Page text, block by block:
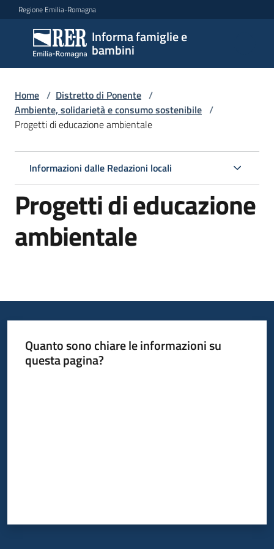
Vai al contenuto
Vai alla navigazione
Vai al footer
Regione Emilia-Romagna
Informa famiglie e
bambini
Informa
famiglie
e
bambini
per
Informazioni
Home / Distretto di Ponente /
Ambiente, solidarietà e consumo sostenibile /
Progetti di educazione ambientale
Informazioni dalle Redazioni locali
Progetti di educazione
ambientale
Quanto sono chiare le informazioni su
questa pagina?